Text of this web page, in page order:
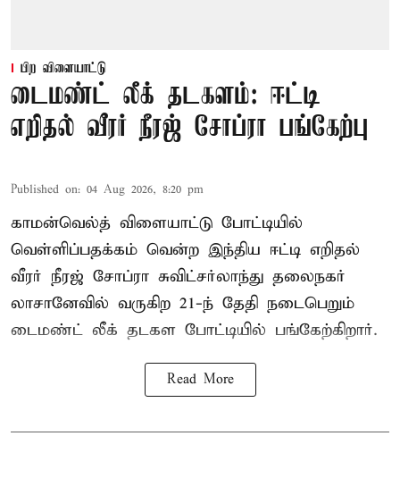
பிற விளையாட்டு
டைமண்ட் லீக் தடகளம்: ஈட்டி
எறிதல் வீரர் நீரஜ் சோப்ரா பங்கேற்பு
Published on: 04 Aug 2026, 8:20 pm
காமன்வெல்த் விளையாட்டு போட்டியில்
வெள்ளிப்பதக்கம் வென்ற இந்திய ஈட்டி எறிதல்
வீரர் நீரஜ் சோப்ரா சுவிட்சர்லாந்து தலைநகர்
லாசானேவில் வருகிற 21-ந் தேதி நடைபெறும்
டைமண்ட் லீக் தடகள போட்டியில் பங்கேற்கிறார்.
Read More